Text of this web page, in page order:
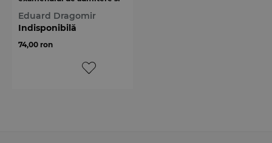
avocat
Eduard Dragomir
Indisponibilă
74,00 ron